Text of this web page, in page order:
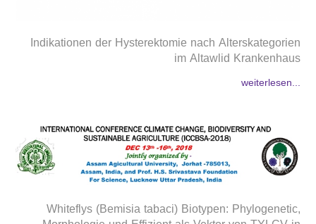
Indikationen der Hysterektomie nach Alterskategorien
im Altawlid Krankenhaus
weiterlesen...
Whiteflys (Bemisia tabaci) Biotypen: Phylogenetic,